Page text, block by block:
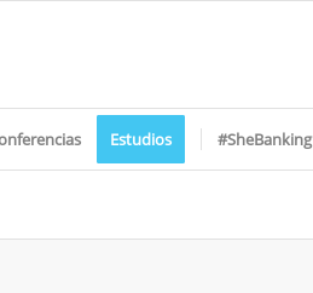
Estudios #SheBanking